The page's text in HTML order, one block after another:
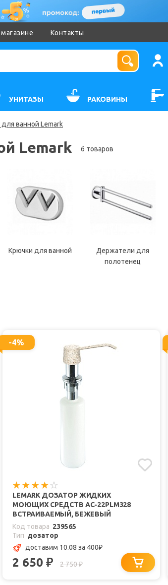
Контакты
УНИТАЗЫ РАКОВИНЫ
ванной Lemark
Lemark 6 товаров
Крючки для ванной
Держатели для
полотенец
-4%
LEMARK ДОЗАТОР ЖИДКИХ
МОЮЩИХ СРЕДСТВ AC-22PLM328
ВСТРАИВАЕМЫЙ, БЕЖЕВЫЙ
Код товара 239565
Тип дозатор
доставим 10.08 за 400₽
2 650 ₽ 2 750₽